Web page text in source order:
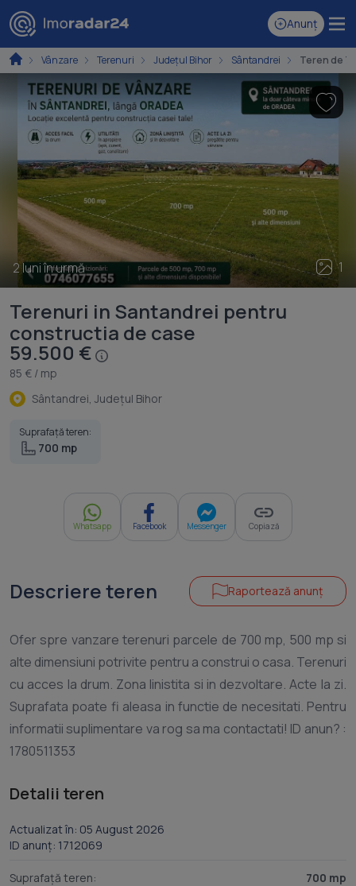
Anunț
Vânzare Terenuri Județul Bihor Sântandrei Teren de
2 luni în urmă 1
Terenuri in Santandrei pentru
constructia de case
59.500 €
85 € / mp
Sântandrei, Judeţul Bihor
Suprafață teren:
700 mp
Whatsapp Facebook Messenger Copiază
Descriere teren Raportează anunț
Ofer spre vanzare terenuri parcele de 700 mp, 500 mp si
alte dimensiuni potrivite pentru a construi o casa. Terenuri
cu acces la drum. Zona linistita si in dezvoltare. Acte la zi.
Suprafata poate fi aleasa in functie de necesitati. Pentru
informatii suplimentare va rog sa ma contactati! ID anun? :
Detalii teren
Actualizat în: 05 August 2026
ID anunț: 1712069
Suprafață teren: 700 mp